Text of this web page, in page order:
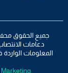
دعامات
المعلومات